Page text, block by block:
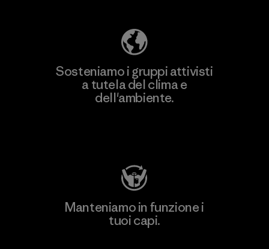
Sosteniamo i gruppi attivisti
a tutela del clima e
dell'ambiente.
Manteniamo in funzione i
tuoi capi.